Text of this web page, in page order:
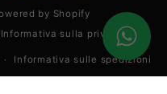
by Shopify
Informativa sulla privacy
Informativa sulle spedizioni